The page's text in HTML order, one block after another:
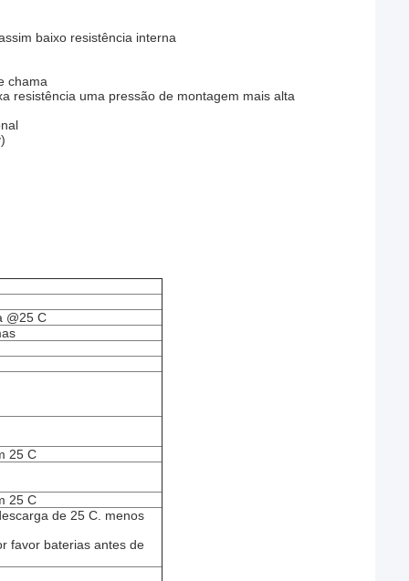
baixo resistência interna
chama
resistência uma pressão de montagem mais alta
@25 C
25 C
25 C
de 25 C. menos
favor baterias antes de